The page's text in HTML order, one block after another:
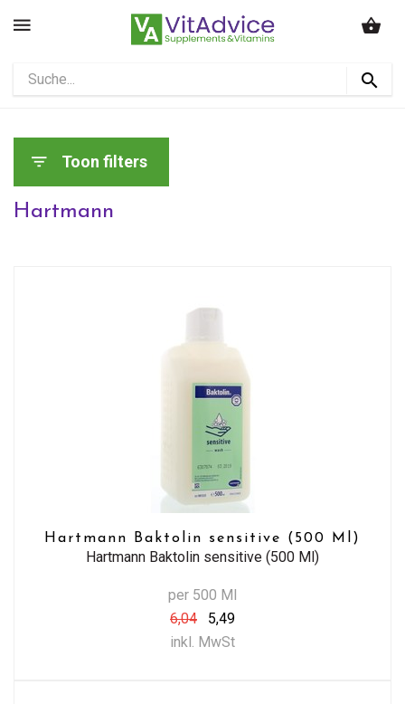
Toon filters
Hartmann
Hartmann Baktolin sensitive (500 Ml)
Hartmann Baktolin sensitive (500 Ml)
per 500 Ml
6,04
5,49
inkl. MwSt